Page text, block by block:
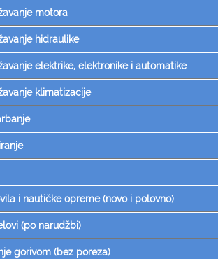
motora
hidraulike
elektrike, elektronike i automatike
klimatizacije
i nautičke opreme (novo i polovno)
(po narudžbi)
gorivom (bez poreza)